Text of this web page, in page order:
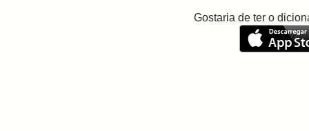
Gostaria de ter o